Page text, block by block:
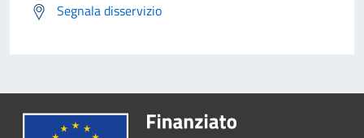
Segnala disservizio